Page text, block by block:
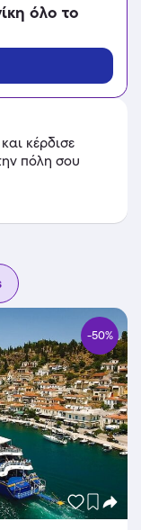
όλο το
κέρδισε
πόλη σου
-50%